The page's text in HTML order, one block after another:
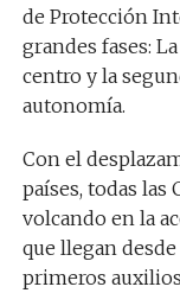
de Protección
grandes fases:
centro y la
autonomía.
Con el
países, todas las
volcando en la
que llegan
primeros